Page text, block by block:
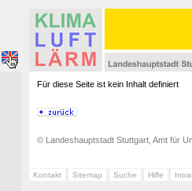
Für diese Seite ist kein Inhalt definiert
© Landeshauptstadt Stuttgart, Amt für
Kontakt Sitemap Suche Hilfe